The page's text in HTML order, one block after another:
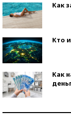
Как
Кто
Как